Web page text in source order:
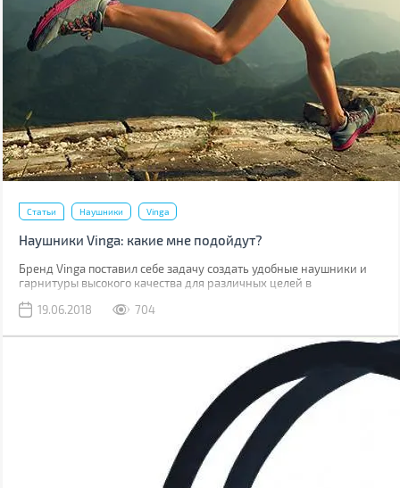
Статьи Наушники Vinga
Наушники Vinga: какие мне подойдут?
Бренд Vinga поставил себе задачу создать удобные наушники и
гарнитуры высокого качества для различных целей в
подходящие по вкусу и предназначению. Как же определиться?
19.06.2018 704